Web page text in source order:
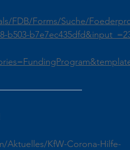
FDB/Forms/Suche/
b503-
Aktuelles/KfW-Corona-Hilfe-